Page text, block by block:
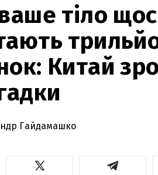
тіло
Китай
Гайдамашко